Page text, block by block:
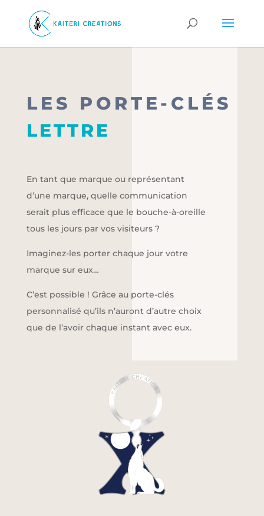
LES PORTE-CLÉS
LETTRE
En tant que marque ou représentant
d’une marque, quelle communication
serait plus efficace que le bouche-à-oreille
tous les jours par vos visiteurs ?
Imaginez-les porter chaque jour votre
marque sur eux…
C’est possible ! Grâce au porte-clés
personnalisé qu’ils n’auront d’autre choix
que de l’avoir chaque instant avec eux.